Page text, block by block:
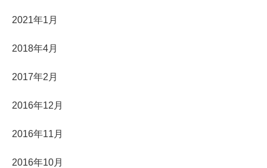
2021年1月
2018年4月
2017年2月
2016年12月
2016年11月
2016年10月